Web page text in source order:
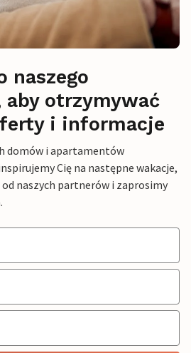
naszego
otrzymywać
i informacje
domów i apartamentów
Cię na następne wakacje,
naszych partnerów i zaprosimy